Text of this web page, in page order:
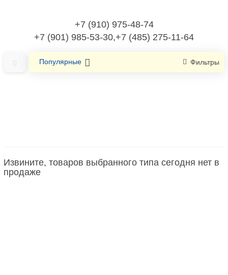
+7 (910) 975-48-74
+7 (901) 985-53-30,+7 (485) 275-11-64
Популярные Фильтры
устройства
Заземляющая шина для распределительного щита
Извините, товаров выбранного типа сегодня нет в
продаже